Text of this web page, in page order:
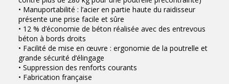
• Manuportabilité : l’acier en partie haute du raidisseur
présente une prise facile et sûre
• 12 % d’économie de béton réalisée avec des entrevous
béton à bords droits
• Facilité de mise en œuvre : ergonomie de la poutrelle et
grande sécurité d’élingage
• Suppression des renforts courants
• Fabrication française